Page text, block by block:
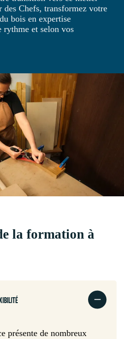
Chefs, transformez votre
bois en expertise
rythme et selon vos
la formation à
présente de nombreux